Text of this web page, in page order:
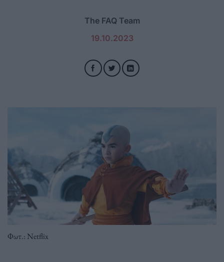
The FAQ Team
19.10.2023
Φωτ.: Netflix